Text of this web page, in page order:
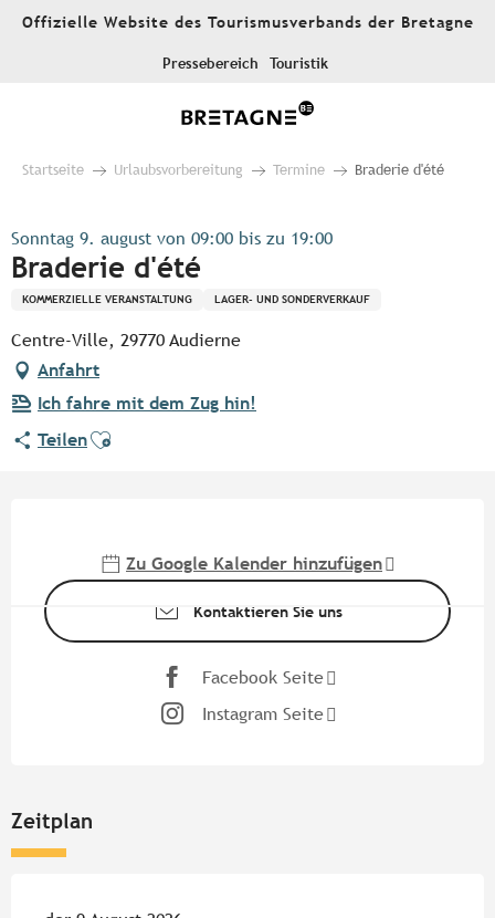
AllerOffizielle Website des Tourismusverbands der Bretagne
Pressebereich Touristik
Startseite Urlaubsvorbereitung Termine Braderie d'été
Sonntag 9. august von 09:00 bis zu 19:00
Braderie d'été
KOMMERZIELLE VERANSTALTUNG LAGER- UND SONDERVERKAUF
Centre-Ville, 29770 Audierne
Anfahrt
Ich fahre mit dem Zug hin!
TeilenAjouter aux favoris
Zu Google Kalender hinzufügen
Kontaktieren Sie uns
Facebook Seite
Instagram Seite
Zeitplan